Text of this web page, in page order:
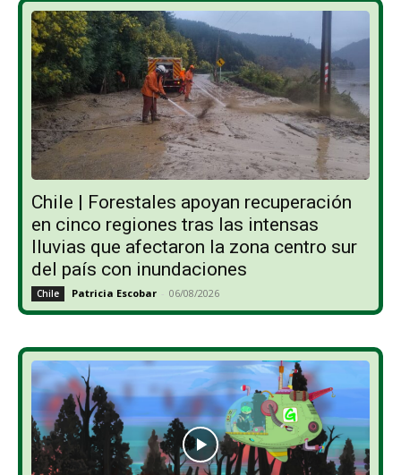
Chile | Forestales apoyan recuperación
en cinco regiones tras las intensas
lluvias que afectaron la zona centro sur
del país con inundaciones
Chile Patricia Escobar - 06/08/2026